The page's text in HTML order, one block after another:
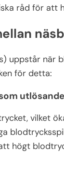
råd för att
uppstår när
för detta:
vilket
högt